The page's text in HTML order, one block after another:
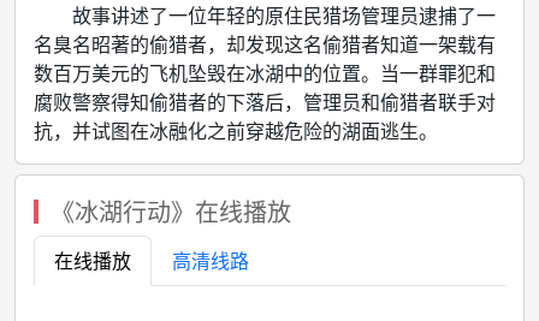
故事讲述了一位年轻的原住民猎场管理员逮捕了一
名臭名昭著的偷猎者，却发现这名偷猎者知道一架载有
数百万美元的飞机坠毁在冰湖中的位置。当一群罪犯和
腐败警察得知偷猎者的下落后，管理员和偷猎者联手对
抗，并试图在冰融化之前穿越危险的湖面逃生。
《冰湖行动》在线播放
在线播放 高清线路